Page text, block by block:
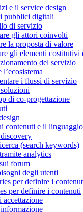
e il service design
pubblici digitali
di servizio
gli attori coinvolti
la proposta di valore
gli elementi costitutivi
del servizio
i flussi di servizio
di co-progettazione
contenuti e il linguaggio
(search keywords)
analytics
forum
degli utenti
per definire i
per definire i contenuti